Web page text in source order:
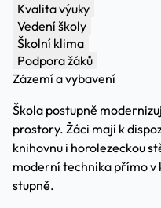
Kvalita výuky
Vedení školy
Školní klima
Podpora žáků
Zázemí a vybavení
Škola postupně
prostory. Žáci mají k
knihovnu i horolezeckou
moderní technika přímo
stupně.